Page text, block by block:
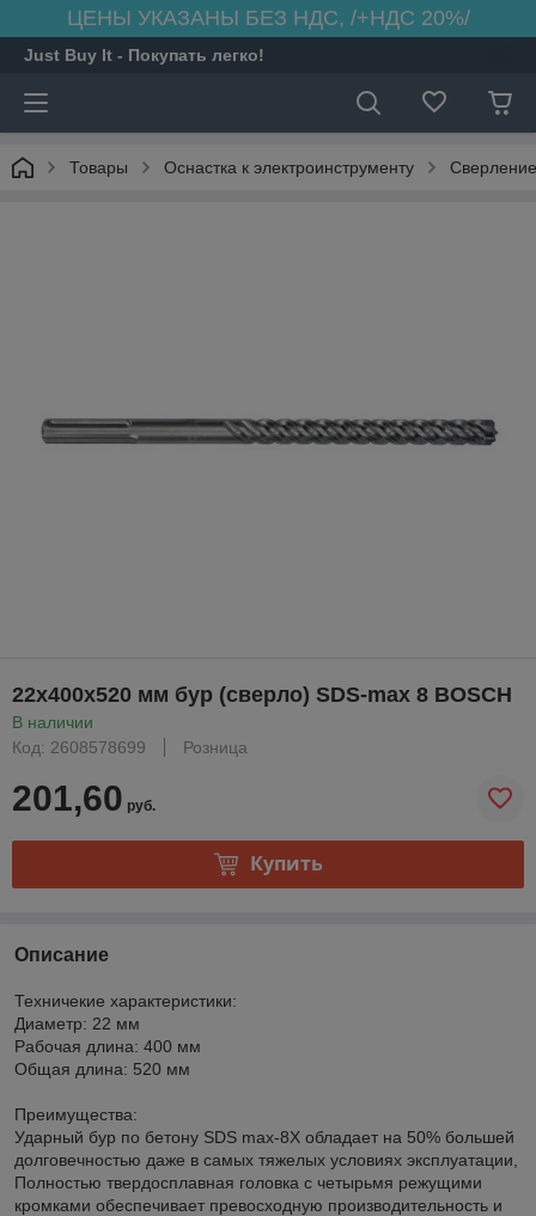
ЦЕНЫ УКАЗАНЫ БЕЗ НДС, /+НДС 20%/
Just Buy It - Покупать легко!
Товары Оснастка к электроинструменту Сверление
22х400х520 мм бур (сверло) SDS-max 8 BOSCH
В наличии
Код: 2608578699
Розница
201,60 руб.
Купить
Описание
Техничекие характеристики:
Диаметр: 22 мм
Рабочая длина: 400 мм
Общая длина: 520 мм
Преимущества:
Ударный бур по бетону SDS max-8X обладает на 50% большей
долговечностью даже в самых тяжелых условиях эксплуатации,
Полностью твердосплавная головка с четырьмя режущими
кромками обеспечивает превосходную производительность и